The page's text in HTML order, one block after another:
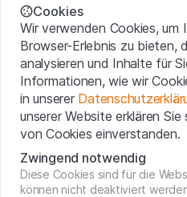
Cannabiskonsum
Cookies
Wir verwenden Cookies, um
Browser-Erlebnis zu bieten,
analysieren und Inhalte für
Informationen, wie wir
in unserer
unserer Website erklären
von Cookies einverstanden.
Zwingend notwendig
Diese Cookies sind für die
können nicht deaktiviert